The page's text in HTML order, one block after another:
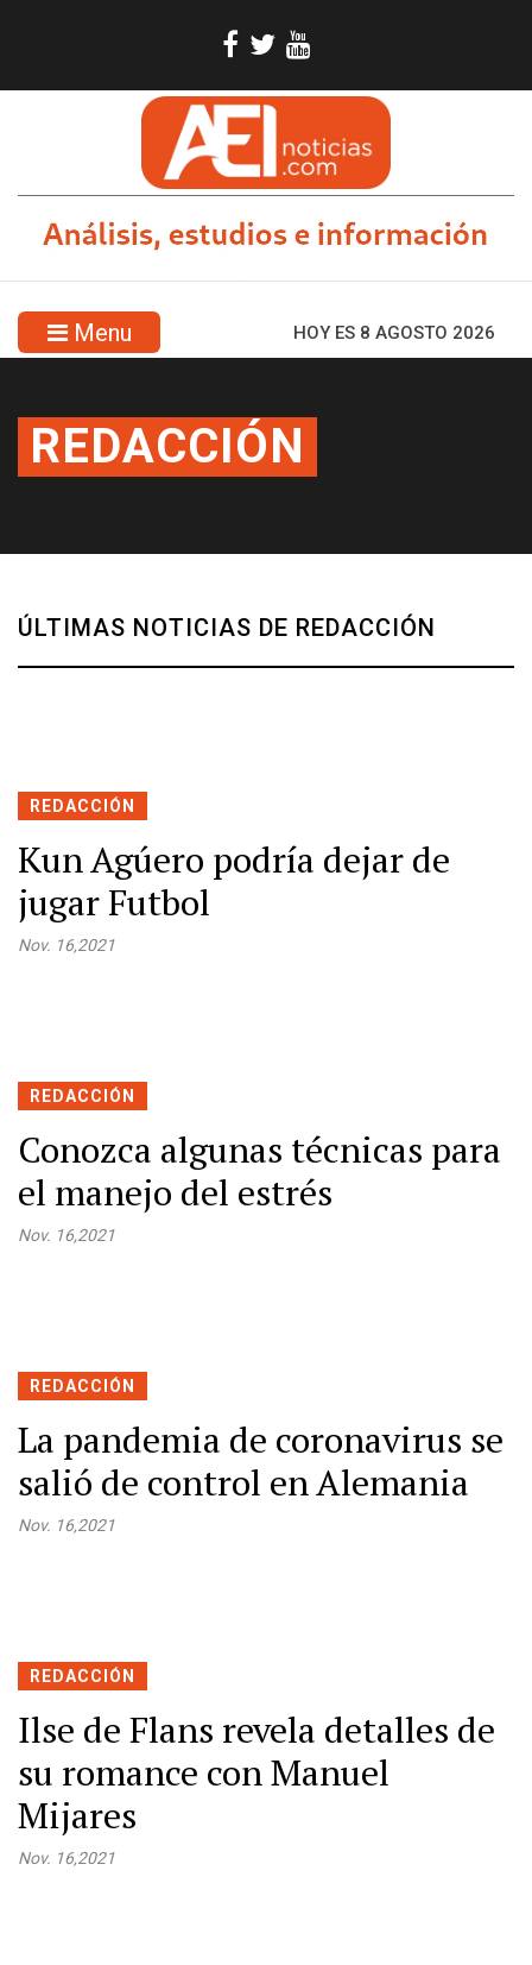
Menu HOY ES 8 AGOSTO 2026
REDACCIÓN
ÚLTIMAS NOTICIAS DE REDACCIÓN
REDACCIÓN
Kun Agúero podría dejar de
jugar Futbol
Nov. 16,2021
REDACCIÓN
Conozca algunas técnicas para
el manejo del estrés
Nov. 16,2021
REDACCIÓN
La pandemia de coronavirus se
salió de control en Alemania
Nov. 16,2021
REDACCIÓN
Ilse de Flans revela detalles de
su romance con Manuel
Mijares
Nov. 16,2021